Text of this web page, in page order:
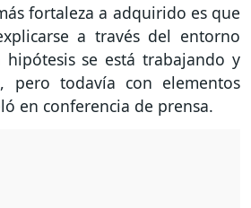
fortaleza a adquirido es que
a través del entorno
hipótesis se está trabajando y
pero todavía con elementos
en conferencia de prensa.